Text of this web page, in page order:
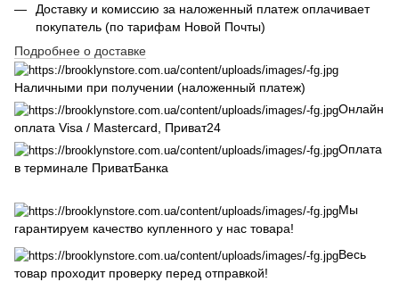
Доставку и комиссию за наложенный платеж оплачивает
покупатель (по тарифам Новой Почты)
Подробнее о доставке
Наличными при получении (наложенный платеж)
Онлайн
оплата Visa / Mastercard, Приват24
Оплата
в терминале ПриватБанка
Мы
гарантируем качество купленного у нас товара!
Весь
товар проходит проверку перед отправкой!